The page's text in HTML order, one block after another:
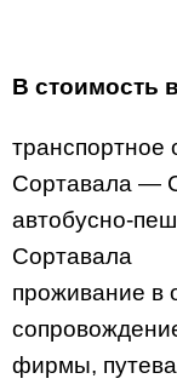
В стоимость
Сортавала —
автобусно-
Сортавала
проживание в
фирмы,